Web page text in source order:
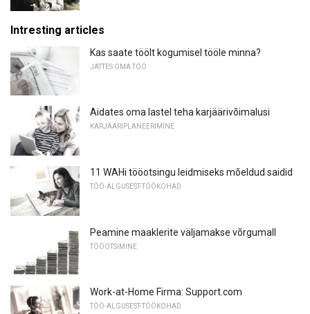
Intresting articles
Kas saate töölt kogumisel tööle minna?
JÄTTES OMA TÖÖ
Aidates oma lastel teha karjäärivõimalusi
KARJÄÄRIPLANEERIMINE
11 WAHi tööotsingu leidmiseks mõeldud saidid
TÖÖ-ALGUSEST-TÖÖKOHAD
Peamine maaklerite väljamakse võrgumall
TÖÖOTSIMINE
Work-at-Home Firma: Support.com
TÖÖ-ALGUSEST-TÖÖKOHAD